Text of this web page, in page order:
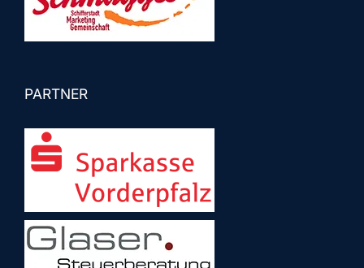
PARTNER